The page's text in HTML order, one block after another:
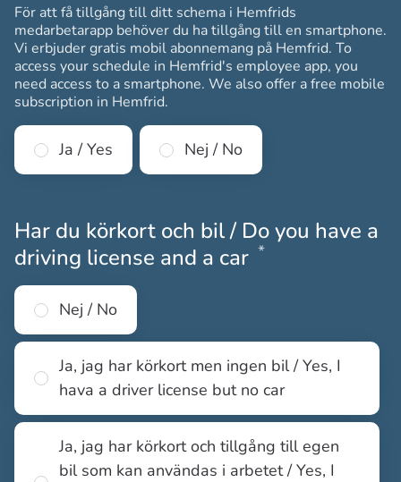
För att få tillgång till ditt schema i Hemfrids
medarbetarapp behöver du ha tillgång till en smartphone.
Vi erbjuder gratis mobil abonnemang på Hemfrid. To
access your schedule in Hemfrid's employee app, you
need access to a smartphone. We also offer a free mobile
subscription in Hemfrid.
Ja / Yes Nej / No
Har du körkort och bil / Do you have a
driving license and a car *Obligatoriskt
Nej / No
Ja, jag har körkort men ingen bil / Yes, I
hava a driver license but no car
Ja, jag har körkort och tillgång till egen
bil som kan användas i arbetet / Yes, I